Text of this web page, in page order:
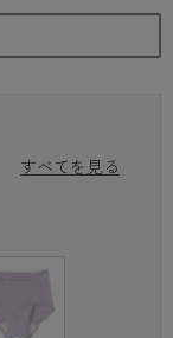
ンを採用し普段の下
すべてを見る